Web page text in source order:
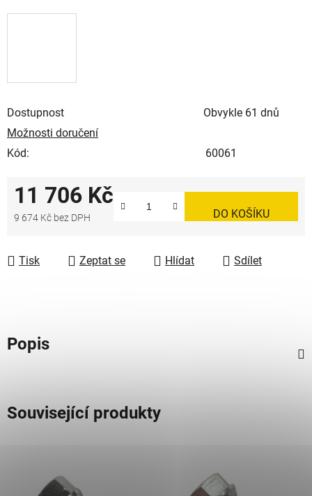
Dostupnost
Obvykle 61 dnů
Možnosti doručení
Kód:
60061
11 706 Kč
9 674 Kč bez DPH DO KOŠÍKU
Tisk Zeptat se Hlídat Sdílet
Popis
Související produkty